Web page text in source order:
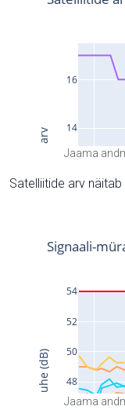
Jaama
Satelliitide arv
Jaama